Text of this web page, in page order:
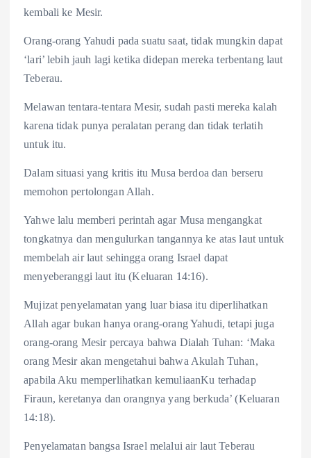
kembali ke Mesir.
Orang-orang Yahudi pada suatu saat, tidak mungkin dapat
‘lari’ lebih jauh lagi ketika didepan mereka terbentang laut
Teberau.
Melawan tentara-tentara Mesir, sudah pasti mereka kalah
karena tidak punya peralatan perang dan tidak terlatih
untuk itu.
Dalam situasi yang kritis itu Musa berdoa dan berseru
memohon pertolongan Allah.
Yahwe lalu memberi perintah agar Musa mengangkat
tongkatnya dan mengulurkan tangannya ke atas laut untuk
membelah air laut sehingga orang Israel dapat
menyeberanggi laut itu (Keluaran 14:16).
Mujizat penyelamatan yang luar biasa itu diperlihatkan
Allah agar bukan hanya orang-orang Yahudi, tetapi juga
orang-orang Mesir percaya bahwa Dialah Tuhan: ‘Maka
orang Mesir akan mengetahui bahwa Akulah Tuhan,
apabila Aku memperlihatkan kemuliaanKu terhadap
Firaun, keretanya dan orangnya yang berkuda’ (Keluaran
14:18).
Penyelamatan bangsa Israel melalui air laut Teberau